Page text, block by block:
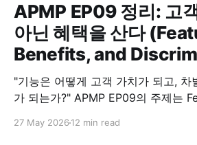
APMP EP09 정리: 고
아닌 혜택을 산다
Benefits, and
"기능은 어떻게 고객 가치가 되고, 차
가 되는가?" APMP EP09의 주제는 Features, Benefits,
Statement를 다뤘다면, 이번 EP09
27 May 2026 12 min read